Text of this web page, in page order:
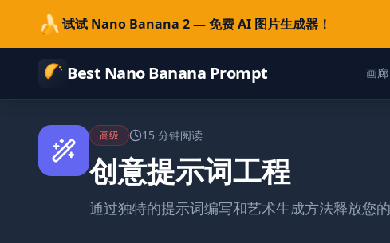
🍌 试试 Nano Banana 2 — 免费 AI 图片生成器！
Best Nano Banana Prompt 画廊
高级 15 分钟阅读
创意提示词工程
通过独特的提示词编写和艺术生成方法释放您的